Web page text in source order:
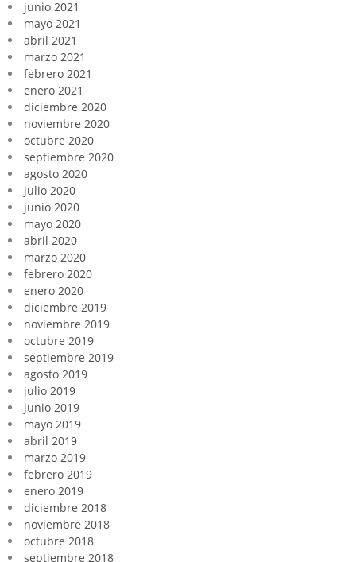
junio 2021
mayo 2021
abril 2021
marzo 2021
febrero 2021
enero 2021
diciembre 2020
noviembre 2020
octubre 2020
septiembre 2020
agosto 2020
julio 2020
junio 2020
mayo 2020
abril 2020
marzo 2020
febrero 2020
enero 2020
diciembre 2019
noviembre 2019
octubre 2019
septiembre 2019
agosto 2019
julio 2019
junio 2019
mayo 2019
abril 2019
marzo 2019
febrero 2019
enero 2019
diciembre 2018
noviembre 2018
octubre 2018
septiembre 2018